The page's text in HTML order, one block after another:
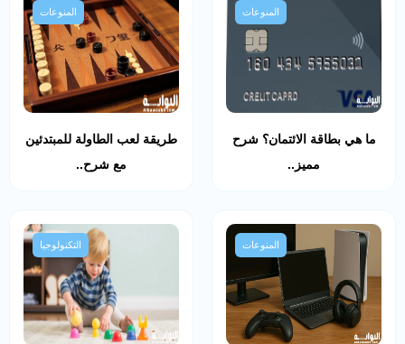
المنوعات
ما هي بطاقة الائتمان؟ شرح
مميز..
المنوعات
طريقة لعب الطاولة للمبتدئين
مع شرح..
المنوعات التكنولوجيا